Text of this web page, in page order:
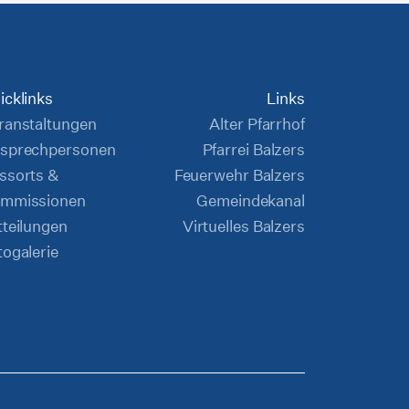
&
Links
Alter Pfarrhof
Pfarrei Balzers
Feuerwehr Balzers
Gemeindekanal
Virtuelles Balzers